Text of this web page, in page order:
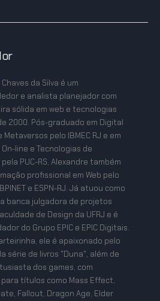
da Silva é um
e analista planejador com
sólida em web e tecnologias
2000. Pós-graduado em Digital
Metaversos pelo IBMEC RJ e em
line e Tecnologias de
PUC-RS, Alexandre também
profissional em Web pelo
e ESPN-RJ. Já atuou como
banca julgadora de projetos
de Design da UFRJ e é
do Grupo EPIC e EPIC Digitais.
ele é apaixonado pelo
série de livros "Duna", além de
dos games, com
títulos como Mass Effect,
Fallout, Dragon Age, Elder